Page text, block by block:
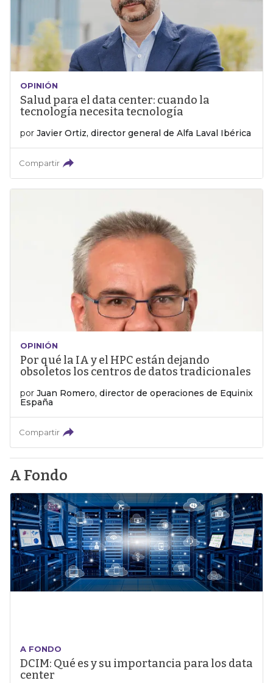
OPINIÓN
Salud para el data center: cuando la
tecnología necesita tecnología
por Javier Ortiz, director general de Alfa Laval Ibérica
Compartir
OPINIÓN
Por qué la IA y el HPC están dejando
obsoletos los centros de datos tradicionales
por Juan Romero, director de operaciones de Equinix
España
Compartir
A Fondo
A FONDO
DCIM: Qué es y su importancia para los data
center